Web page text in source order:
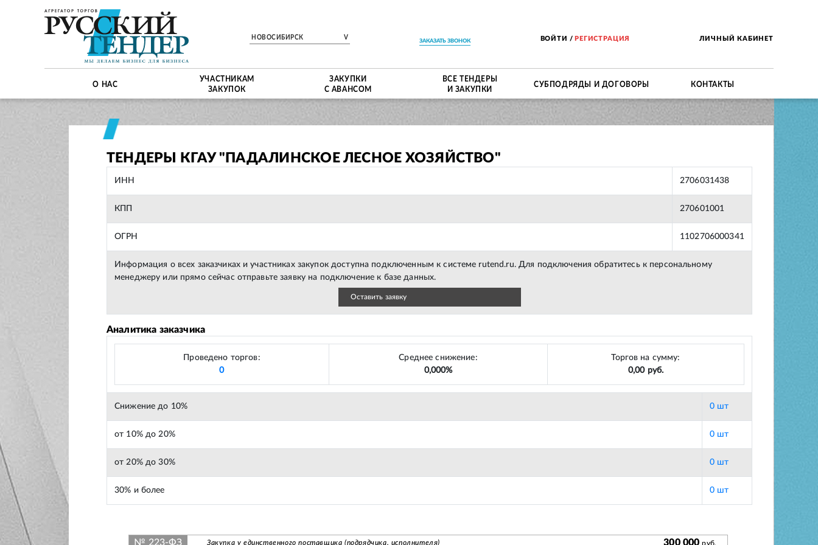
НОВОСИБИРСК V ЗАКАЗАТЬ ЗВОНОК ВОЙТИ / РЕГИСТРАЦИЯ ЛИЧНЫЙ КАБИНЕТ
О НАС
УЧАСТНИКАМ
ЗАКУПОК
ЗАКУПКИ
С АВАНСОМ
ВСЕ ТЕНДЕРЫ
И ЗАКУПКИ
СУБПОДРЯДЫ И ДОГОВОРЫ КОНТАКТЫ
ТЕНДЕРЫ КГАУ "ПАДАЛИНСКОЕ ЛЕСНОЕ ХОЗЯЙСТВО"
ИНН 2706031438
КПП 270601001
ОГРН 1102706000341
Информация о всех заказчиках и участниках закупок доступна подключенным к системе rutend.ru. Для подключения обратитесь к персональному
менеджеру или прямо сейчас отправьте заявку на подключение к базе данных.
Оставить заявку
Аналитика заказчика
Проведено торгов:
0
Среднее снижение:
0,000%
Торгов на сумму:
0,00 руб.
Снижение до 10% 0 шт
от 10% до 20% 0 шт
от 20% до 30% 0 шт
30% и более 0 шт
№ 223-ФЗ Закупка у единственного поставщика (подрядчика, исполнителя) 300 000руб.